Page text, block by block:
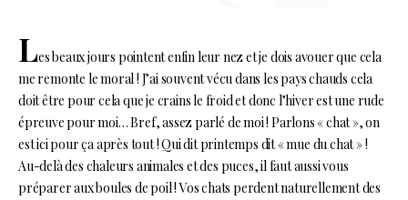
Les beaux jours pointent enfin leur nez et je dois avouer que cela
me remonte le moral ! J’ai souvent vécu dans les pays chauds cela
doit être pour cela que je crains le froid et donc l’hiver est une rude
épreuve pour moi… Bref, assez parlé de moi ! Parlons « chat », on
est ici pour ça après tout ! Qui dit printemps dit « mue du chat » !
Au-delà des chaleurs animales et des puces, il faut aussi vous
préparer aux boules de poil ! Vos chats perdent naturellement des